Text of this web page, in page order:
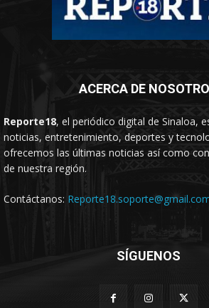
ACERCA DE
Reporte18, el periódico digital de Sinaloa,
noticias, entretenimiento, deportes y
ofrecemos las últimas noticias así como
de nuestra región.
Contáctanos:
SÍGUENOS